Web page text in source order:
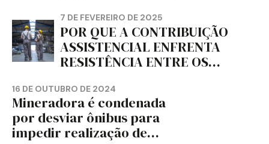
7 DE FEVEREIRO DE 2025
POR QUE A CONTRIBUIÇÃO
ASSISTENCIAL ENFRENTA
RESISTÊNCIA ENTRE OS
16 DE OUTUBRO DE 2024
Mineradora é condenada
por desviar ônibus para
impedir realização de